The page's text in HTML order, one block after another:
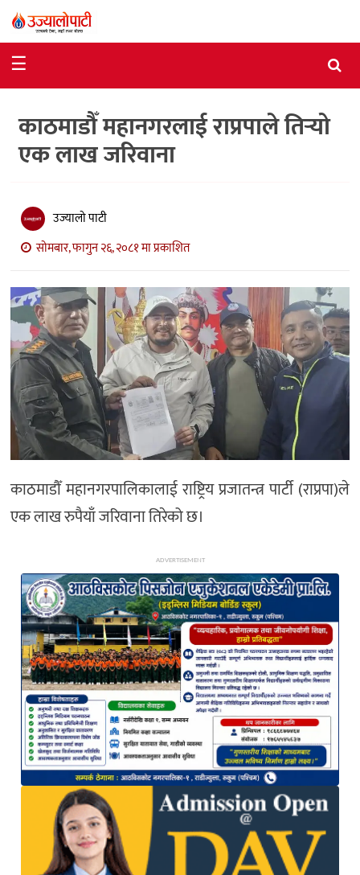
राजनीति
विशेष
आर्थिक
अन्तर्वार्ता
मनोरञ्जन
विज्ञान
प्रविधि
खेलकुद
अन्य
☰
काठमाडौँ महानगरलाई राप्रपाले तिर्‍यो
एक लाख जरिवाना
उज्यालो पाटी
सोमबार, फागुन २६, २०८१ मा प्रकाशित
काठमाडौँ महानगरपालिकालाई राष्ट्रिय प्रजातन्त्र पार्टी (राप्रपा)ले
एक लाख रुपैयाँ जरिवाना तिरेको छ।
ADVERTISEMENT